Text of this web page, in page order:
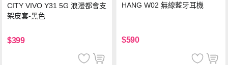
CITY VIVO Y31 5G 浪漫都會支
架皮套-黑色
$399
HANG W02 無線藍牙耳機
$590